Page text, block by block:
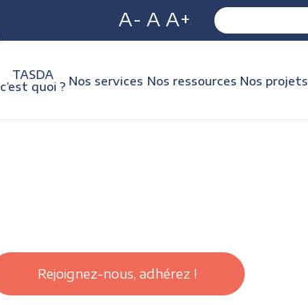
A- A A+
TASDA
c’est quoi ? Nos services Nos ressources Nos projets
Rejoignez-nous, adhérez !